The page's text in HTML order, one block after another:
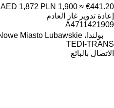
AED 1,872 PLN 1,900 ≈ €441.20
إعادة تدوير غاز العادم
A4711421909
بولندا، Nowe Miasto Lubawskie
TEDI-TRANS
الاتصال بالبائع